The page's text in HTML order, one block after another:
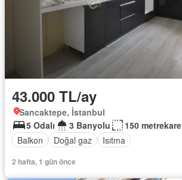
43.000 TL/ay
Sancaktepe, İstanbul
5 Odalı
3 Banyolu
150 metrekare
Balkon
Doğal gaz Isıtma
2 hafta, 1 gün önce